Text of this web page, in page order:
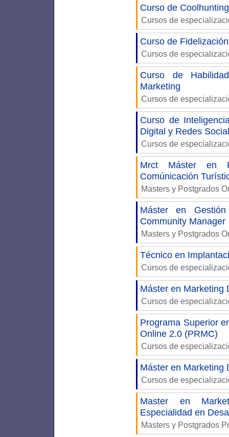
Curso de
Cursos de
Curso de
Cursos de
Curso de
Marketing
Cursos de
Curso de
Digital y Redes
Cursos de
Mrct Máster en
Comúnicación
Masters y Postgrados
Máster en
Community Manager
Masters y Postgrados
Técnico en
Cursos de
Máster en Marketing
Cursos de
Programa Superior
Online 2.0 (PRMC)
Cursos de
Máster en Marketing
Cursos de
Master en
Especialidad en
Masters y Postgrados